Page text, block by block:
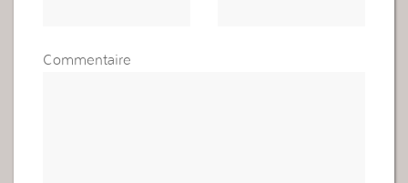
Commentaire